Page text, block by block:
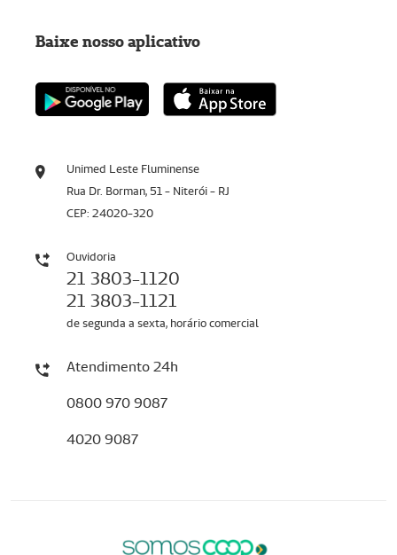
Unimed Leste Fluminense
Rua Dr. Borman, 51 - Niterói - RJ
CEP: 24020-320
Ouvidoria
21 3803-1120
21 3803-1121
de segunda a sexta, horário comercial
Atendimento 24h
0800 970 9087
4020 9087
Baixe nosso aplicativo